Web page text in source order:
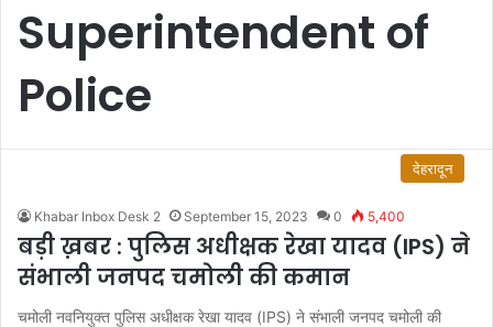
Superintendent of
Police
देहरादून
Khabar Inbox Desk 2 September 15, 2023 0 5,400
बड़ी ख़बर : पुलिस अधीक्षक रेखा यादव (IPS) ने
संभाली जनपद चमोली की कमान
चमोली नवनियुक्त पुलिस अधीक्षक रेखा यादव (IPS) ने संभाली जनपद चमोली की